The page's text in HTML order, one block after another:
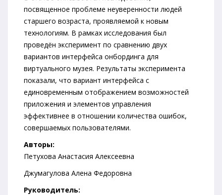
посвященное проблеме неуверенности людей
старшего возраста, проявляемой к новым
технологиям. В рамках исследования был
проведён эксперимент по сравнению двух
вариантов интерфейса онбординга для
виртуального музея. Результаты эксперимента
показали, что вариант интерфейса с
единовременным отображением возможностей
приложения и элементов управления
эффективнее в отношении количества ошибок,
совершаемых пользователями.
Авторы:
Петухова Анастасия Алексеевна
Джумагулова Алена Федоровна
Руководитель: